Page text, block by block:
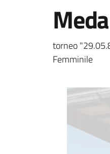
torneo
Femminile